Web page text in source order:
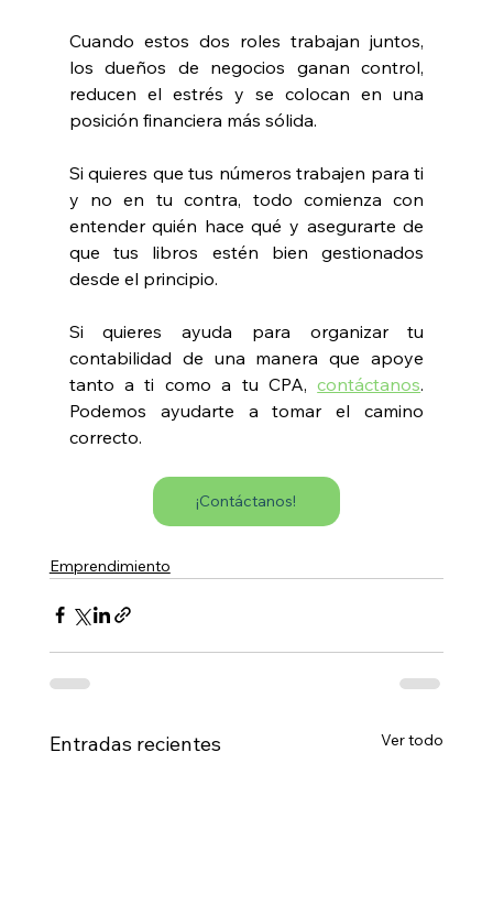
Cuando estos dos roles trabajan juntos,
los dueños de negocios ganan control,
reducen el estrés y se colocan en una
posición financiera más sólida.
Si quieres que tus números trabajen para ti
y no en tu contra, todo comienza con
entender quién hace qué y asegurarte de
que tus libros estén bien gestionados
desde el principio.
Si quieres ayuda para organizar tu
contabilidad de una manera que apoye
tanto a ti como a tu CPA, contáctanos.
Podemos ayudarte a tomar el camino
correcto.
¡Contáctanos!
Emprendimiento
Entradas recientes Ver todo